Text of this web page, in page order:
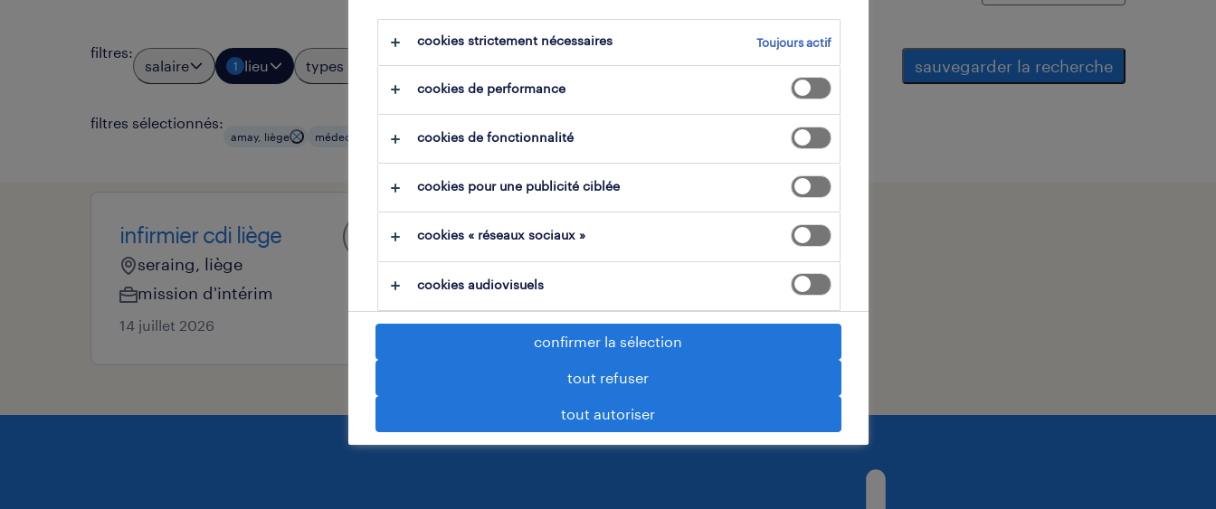
filtres:
salaire 1 lieu types d'emploi 2 domaine professionnel tous les filtres 3 sauvegarder la recherche
filtres sélectionnés:
amay, liège médecins & spécialistes médicaux gestionnaires de santé
infirmier cdi liège
seraing, liège
mission d'intérim
14 juillet 2026
cookies strictement nécessaires Toujours actif
cookies de performance
cookies de fonctionnalité
cookies pour une publicité ciblée
cookies « réseaux sociaux »
cookies audiovisuels
confirmer la sélection
tout refuser
tout autoriser